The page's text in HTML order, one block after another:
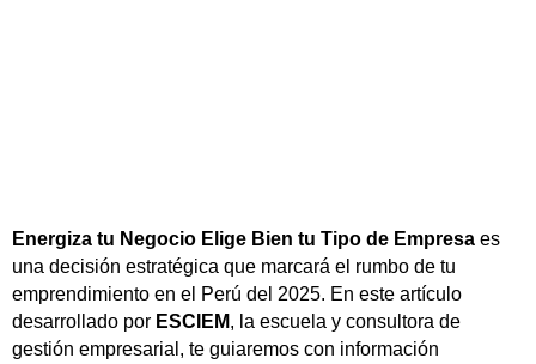
Energiza tu Negocio Elige Bien tu Tipo de Empresa es
una decisión estratégica que marcará el rumbo de tu
emprendimiento en el Perú del 2025. En este artículo
desarrollado por ESCIEM, la escuela y consultora de
gestión empresarial, te guiaremos con información